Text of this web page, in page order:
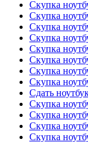
Скупка
Скупка
Скупка
Скупка
Скупка
Скупка
Скупка
Скупка
Сдать
Скупка
Скупка
Скупка
Скупка